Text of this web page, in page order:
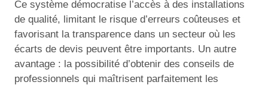
Ce système démocratise l’accès à des installations
de qualité, limitant le risque d’erreurs coûteuses et
favorisant la transparence dans un secteur où les
écarts de devis peuvent être importants. Un autre
avantage : la possibilité d’obtenir des conseils de
professionnels qui maîtrisent parfaitement les